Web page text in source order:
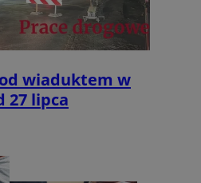
wiaduktem w
27 lipca